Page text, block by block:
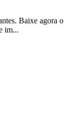
Baixe agora o
im...